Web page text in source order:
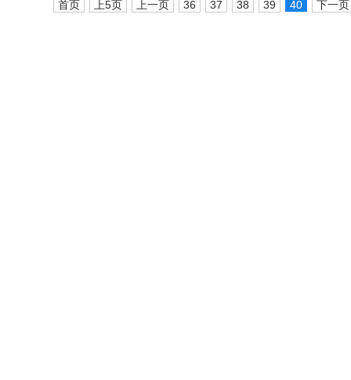
首页 上5页 上一页 36 37 38 39 40 下一页